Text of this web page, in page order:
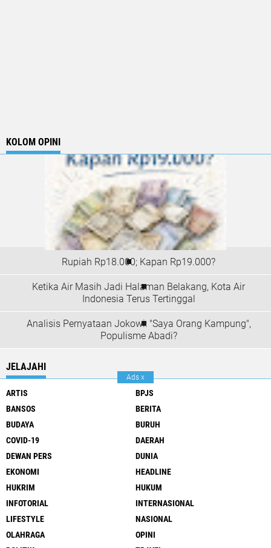
KOLOM OPINI
Rupiah Rp18.000; Kapan Rp19.000?
Ketika Air Masih Jadi Halaman Belakang, Kota Air
Indonesia Terus Tertinggal
Analisis Pernyataan Jokowi: "Saya Orang Kampung",
Populisme Abadi?
JELAJAHI
ARTIS
BPJS
BANSOS
BERITA
BUDAYA
BURUH
COVID-19
DAERAH
DEWAN PERS
DUNIA
EKONOMI
HEADLINE
HUKRIM
HUKUM
INFOTORIAL
INTERNASIONAL
LIFESTYLE
NASIONAL
OLAHRAGA
OPINI
Ads x